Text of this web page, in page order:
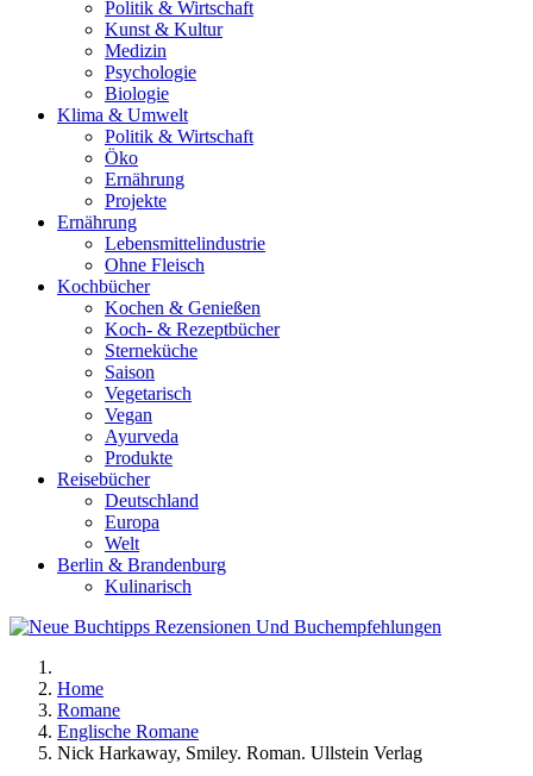
Politik & Wirtschaft
Kunst & Kultur
Medizin
Psychologie
Biologie
Klima & Umwelt
Politik & Wirtschaft
Öko
Ernährung
Projekte
Ernährung
Lebensmittelindustrie
Ohne Fleisch
Kochbücher
Kochen & Genießen
Koch- & Rezeptbücher
Sterneküche
Saison
Vegetarisch
Vegan
Ayurveda
Produkte
Reisebücher
Deutschland
Europa
Welt
Berlin & Brandenburg
Kulinarisch
Home
Romane
Englische Romane
Nick Harkaway, Smiley. Roman. Ullstein Verlag